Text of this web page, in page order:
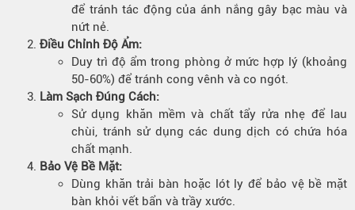
để tránh tác động của ánh nắng gây bạc màu và
nứt nẻ.
Điều Chỉnh Độ Ẩm:
Duy trì độ ẩm trong phòng ở mức hợp lý (khoảng
50-60%) để tránh cong vênh và co ngót.
Làm Sạch Đúng Cách:
Sử dụng khăn mềm và chất tẩy rửa nhẹ để lau
chùi, tránh sử dụng các dung dịch có chứa hóa
chất mạnh.
Bảo Vệ Bề Mặt:
Dùng khăn trải bàn hoặc lót ly để bảo vệ bề mặt
bàn khỏi vết bẩn và trầy xước.